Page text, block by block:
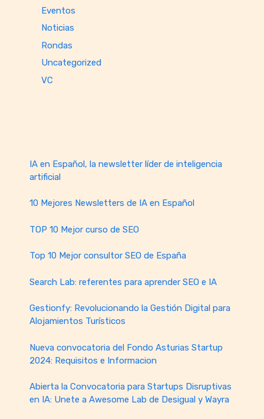
Eventos
Noticias
Rondas
Uncategorized
VC
IA en Español, la newsletter líder de inteligencia
artificial
10 Mejores Newsletters de IA en Español
TOP 10 Mejor curso de SEO
Top 10 Mejor consultor SEO de España
Search Lab: referentes para aprender SEO e IA
Gestionfy: Revolucionando la Gestión Digital para
Alojamientos Turísticos
Nueva convocatoria del Fondo Asturias Startup
2024: Requisitos e Informacion
Abierta la Convocatoria para Startups Disruptivas
en IA: Unete a Awesome Lab de Desigual y Wayra